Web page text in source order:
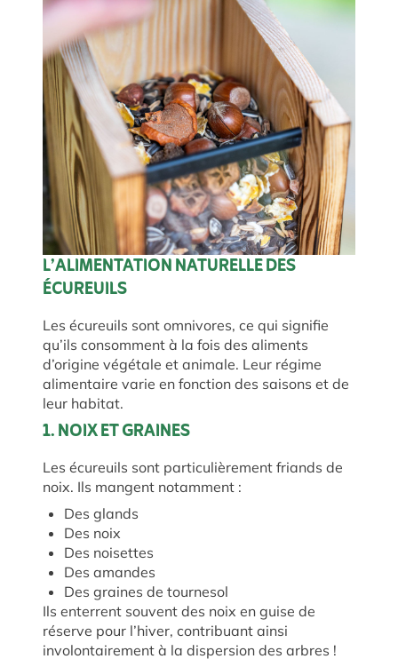
L’ALIMENTATION NATURELLE DES
ÉCUREUILS
Les écureuils sont omnivores, ce qui signifie
qu’ils consomment à la fois des aliments
d’origine végétale et animale. Leur régime
alimentaire varie en fonction des saisons et de
leur habitat.
1. NOIX ET GRAINES
Les écureuils sont particulièrement friands de
noix. Ils mangent notamment :
Des glands
Des noix
Des noisettes
Des amandes
Des graines de tournesol
Ils enterrent souvent des noix en guise de
réserve pour l’hiver, contribuant ainsi
involontairement à la dispersion des arbres !